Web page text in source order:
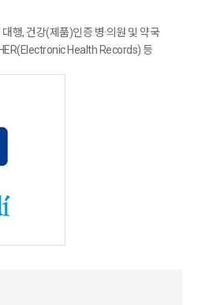
행, 건강(제품)인증 병·의원 및 약국
HER(Electronic Health Records) 등